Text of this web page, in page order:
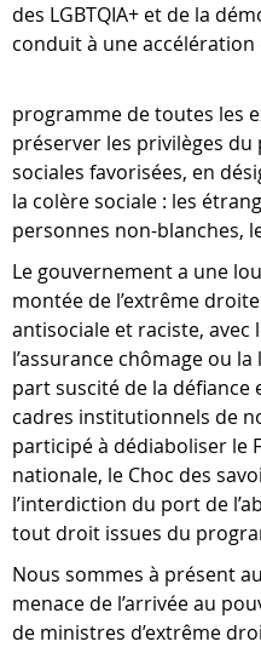
des LGBTQIA+ et de la
conduit à une accélération
programme de toutes les
préserver les privilèges
sociales favorisées, en
la colère sociale : les
personnes non-blanches,
Le gouvernement a une
montée de l’extrême
antisociale et raciste,
l’assurance chômage ou
part suscité de la défiance
cadres institutionnels de
participé à dédiaboliser le
nationale, le Choc des
l’interdiction du port de
tout droit issues du
Nous sommes à présent
menace de l’arrivée au
de ministres d’extrême